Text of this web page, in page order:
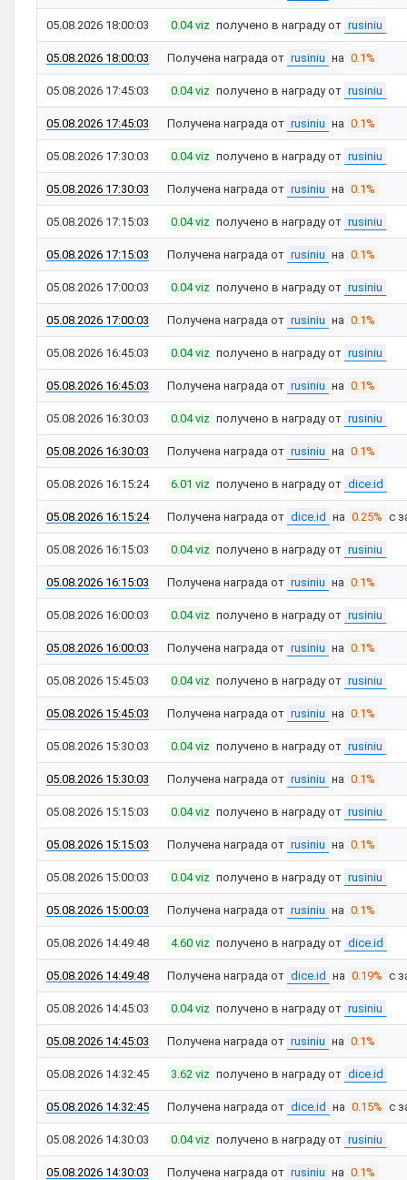
05.08.2026 18:00:03 0.04 viz получено в награду от rusiniu
05.08.2026 18:00:03 Получена награда от rusiniu на 0.1%
05.08.2026 17:45:03 0.04 viz получено в награду от rusiniu
05.08.2026 17:45:03 Получена награда от rusiniu на 0.1%
05.08.2026 17:30:03 0.04 viz получено в награду от rusiniu
05.08.2026 17:30:03 Получена награда от rusiniu на 0.1%
05.08.2026 17:15:03 0.04 viz получено в награду от rusiniu
05.08.2026 17:15:03 Получена награда от rusiniu на 0.1%
05.08.2026 17:00:03 0.04 viz получено в награду от rusiniu
05.08.2026 17:00:03 Получена награда от rusiniu на 0.1%
05.08.2026 16:45:03 0.04 viz получено в награду от rusiniu
05.08.2026 16:45:03 Получена награда от rusiniu на 0.1%
05.08.2026 16:30:03 0.04 viz получено в награду от rusiniu
05.08.2026 16:30:03 Получена награда от rusiniu на 0.1%
05.08.2026 16:15:24 6.01 viz получено в награду от dice.id
05.08.2026 16:15:24 Получена награда от dice.id на 0.25% с
05.08.2026 16:15:03 0.04 viz получено в награду от rusiniu
05.08.2026 16:15:03 Получена награда от rusiniu на 0.1%
05.08.2026 16:00:03 0.04 viz получено в награду от rusiniu
05.08.2026 16:00:03 Получена награда от rusiniu на 0.1%
05.08.2026 15:45:03 0.04 viz получено в награду от rusiniu
05.08.2026 15:45:03 Получена награда от rusiniu на 0.1%
05.08.2026 15:30:03 0.04 viz получено в награду от rusiniu
05.08.2026 15:30:03 Получена награда от rusiniu на 0.1%
05.08.2026 15:15:03 0.04 viz получено в награду от rusiniu
05.08.2026 15:15:03 Получена награда от rusiniu на 0.1%
05.08.2026 15:00:03 0.04 viz получено в награду от rusiniu
05.08.2026 15:00:03 Получена награда от rusiniu на 0.1%
05.08.2026 14:49:48 4.60 viz получено в награду от dice.id
05.08.2026 14:49:48 Получена награда от dice.id на 0.19% с
05.08.2026 14:45:03 0.04 viz получено в награду от rusiniu
05.08.2026 14:45:03 Получена награда от rusiniu на 0.1%
05.08.2026 14:32:45 3.62 viz получено в награду от dice.id
05.08.2026 14:32:45 Получена награда от dice.id на 0.15% с
05.08.2026 14:30:03 0.04 viz получено в награду от rusiniu
05.08.2026 14:30:03 Получена награда от rusiniu на 0.1%